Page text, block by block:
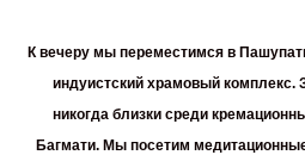
К вечеру мы переместимся в
индуистский храмовый комплекс.
никогда близки среди
Багмати. Мы посетим